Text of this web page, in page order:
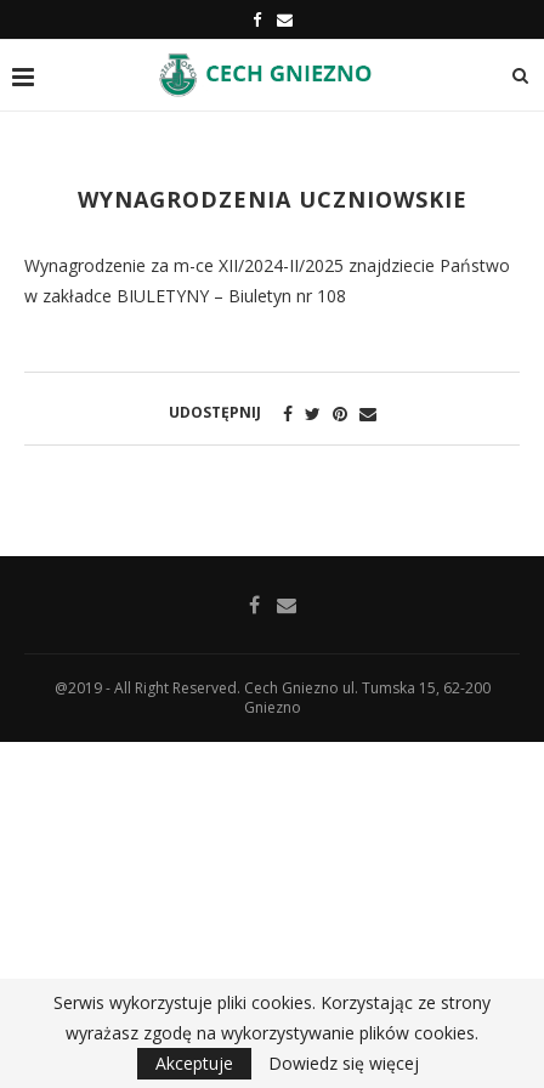
WYNAGRODZENIA UCZNIOWSKIE
Wynagrodzenie za m-ce XII/2024-II/2025 znajdziecie Państwo
w zakładce BIULETYNY – Biuletyn nr 108
UDOSTĘPNIJ
@2019 - All Right Reserved. Cech Gniezno ul. Tumska 15, 62-200
Gniezno
Serwis wykorzystuje pliki cookies. Korzystając ze strony
wyrażasz zgodę na wykorzystywanie plików cookies.
Akceptuje
Dowiedz się więcej